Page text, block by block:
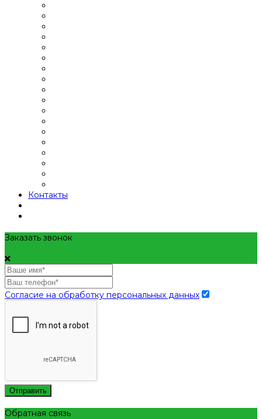
Контакты
Заказать звонок
Согласие на обработку персональных данных
Отправить
Обратная связь